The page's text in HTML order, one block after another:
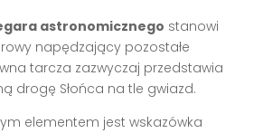
astronomicznego stanowi
napędzający pozostałe
tarcza zazwyczaj przedstawia
drogę Słońca na tle gwiazd.
elementem jest wskazówka